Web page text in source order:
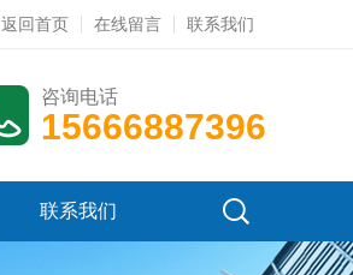
返回首页 在线留言 联系我们
咨询电话
15666887396
联系我们